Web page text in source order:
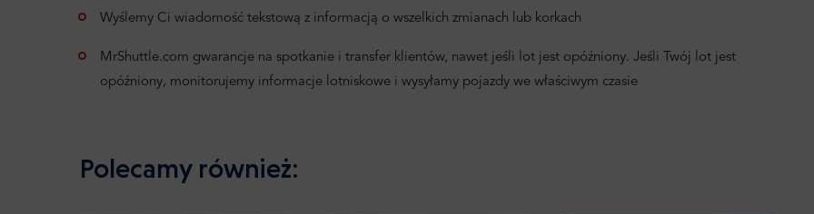
Wyślemy Ci wiadomość tekstową z informacją o wszelkich zmianach lub korkach
MrShuttle.com gwarancje na spotkanie i transfer klientów, nawet jeśli lot jest opóźniony. Jeśli Twój lot jest
opóźniony, monitorujemy informacje lotniskowe i wysyłamy pojazdy we właściwym czasie
Polecamy również: